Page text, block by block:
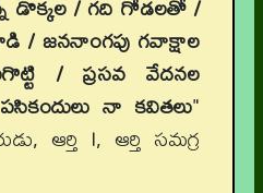
డొక్కల / గది గోడలతో /
/ జననాంగపు గవాక్షాల
/ ప్రసవ వేదనల
నా కవితలు"
ఆర్తి I, ఆర్తి సమగ్ర